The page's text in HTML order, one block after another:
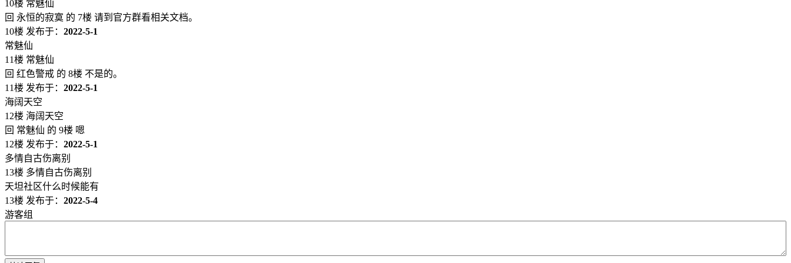
10楼 常魅仙
回 永恒的寂寞 的 7楼 请到官方群看相关文档。
10楼 发布于： 2022-5-1
常魅仙
11楼 常魅仙
回 红色警戒 的 8楼 不是的。
11楼 发布于： 2022-5-1
海阔天空
12楼 海阔天空
回 常魅仙 的 9楼 嗯
12楼 发布于： 2022-5-1
多情自古伤离别
13楼 多情自古伤离别
天坦社区什么时候能有
13楼 发布于： 2022-5-4
游客组